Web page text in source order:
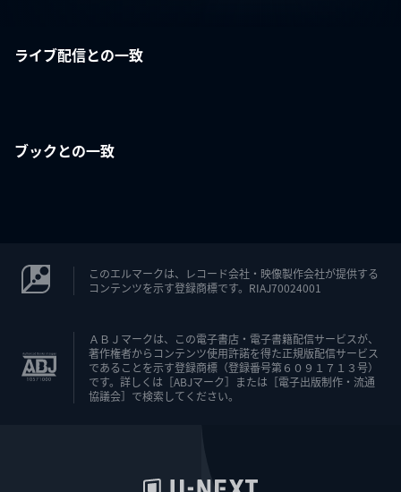
ライブ配信との一致
ブックとの一致
このエルマークは、レコード会社・映像製作会社が提供する
コンテンツを示す登録商標です。RIAJ70024001
ＡＢＪマークは、この電子書店・電子書籍配信サービスが、
著作権者からコンテンツ使用許諾を得た正規版配信サービス
であることを示す登録商標（登録番号第６０９１７１３号）
です。詳しくは［ABJマーク］または［電子出版制作・流通
協議会］で検索してください。